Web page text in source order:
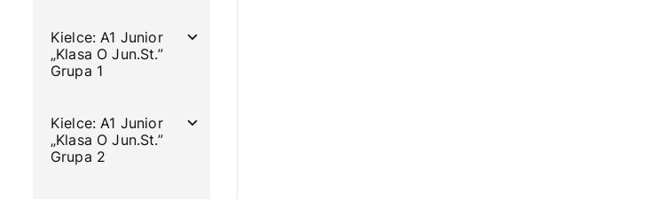
Kielce: A1 Junior
„Klasa O Jun.St.”
Grupa 1
Kielce: A1 Junior
„Klasa O Jun.St.”
Grupa 2